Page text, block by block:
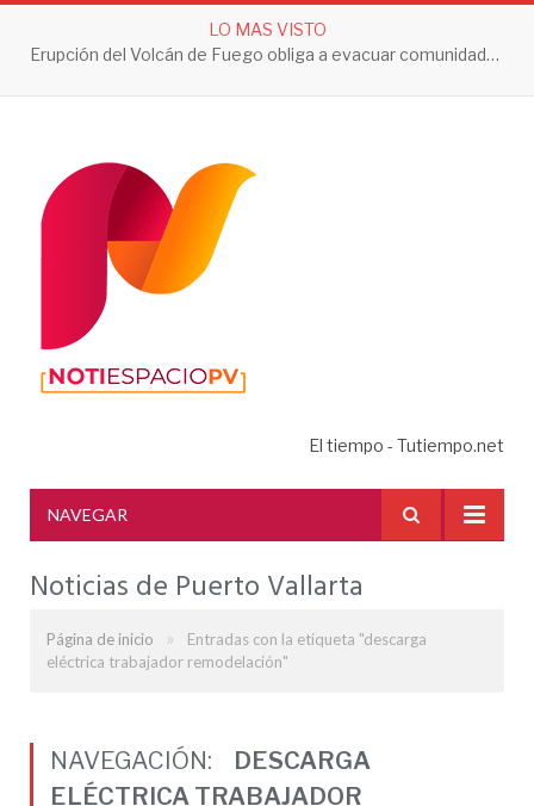
LO MAS VISTO
Erupción del Volcán de Fuego obliga a evacuar comunidades y mantiene en alerta a Guatemala
El tiempo - Tutiempo.net
NAVEGAR
Noticias de Puerto Vallarta
Página de inicio »
Entradas con la etiqueta "descarga
eléctrica trabajador remodelación"
NAVEGACIÓN:
DESCARGA
ELÉCTRICA TRABAJADOR